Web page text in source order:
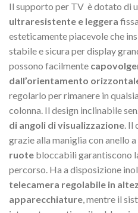
Il supporto per TV è dotato di
ultraresistente e leggera
esteticamente piacevole che
stabile e sicura per display
possono facilmente
dall’orientamento
regolarlo per rimanere in
colonna. Il design inclinabile
di angoli di visualizzazione. Il
grazie alla maniglia con anello
ruote bloccabili garantiscono
percorso. Ha a disposizione
telecamera regolabile in
apparecchiature, mentre il